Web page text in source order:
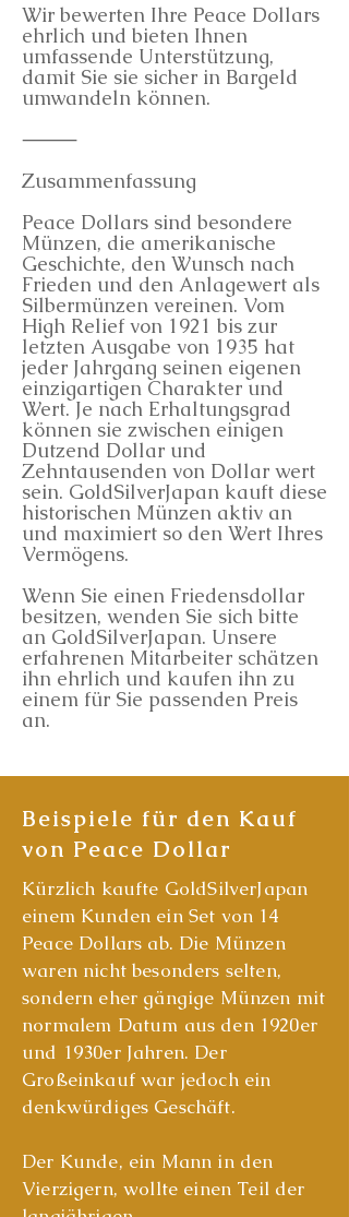
Wir bewerten Ihre Peace Dollars
ehrlich und bieten Ihnen
umfassende Unterstützung,
damit Sie sie sicher in Bargeld
umwandeln können.
⸻
Zusammenfassung
Peace Dollars sind besondere
Münzen, die amerikanische
Geschichte, den Wunsch nach
Frieden und den Anlagewert als
Silbermünzen vereinen. Vom
High Relief von 1921 bis zur
letzten Ausgabe von 1935 hat
jeder Jahrgang seinen eigenen
einzigartigen Charakter und
Wert. Je nach Erhaltungsgrad
können sie zwischen einigen
Dutzend Dollar und
Zehntausenden von Dollar wert
sein. GoldSilverJapan kauft diese
historischen Münzen aktiv an
und maximiert so den Wert Ihres
Vermögens.
Wenn Sie einen Friedensdollar
besitzen, wenden Sie sich bitte
an GoldSilverJapan. Unsere
erfahrenen Mitarbeiter schätzen
ihn ehrlich und kaufen ihn zu
einem für Sie passenden Preis
an.
Beispiele für den Kauf
von Peace Dollar
Kürzlich kaufte GoldSilverJapan
einem Kunden ein Set von 14
Peace Dollars ab. Die Münzen
waren nicht besonders selten,
sondern eher gängige Münzen mit
normalem Datum aus den 1920er
und 1930er Jahren. Der
Großeinkauf war jedoch ein
denkwürdiges Geschäft.
Der Kunde, ein Mann in den
Vierzigern, wollte einen Teil der